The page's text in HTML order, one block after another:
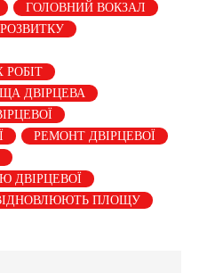
ГОЛОВНИЙ ВОКЗАЛ
ДВІРЦЕВА
РЕМОНТ ДВІРЦЕВОЇ
ДВІРЦЕВОЇ
ПЛОЩУ